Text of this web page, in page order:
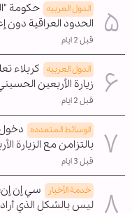
الدول العربیه حكومة
الحدود العراقية دون
قبل 2 ايام
الدول العربیه كربلاء
زيارة الأربعين
قبل 2 ايام
الوسائط المتعدده
بالتزامن مع الزيارة
قبل 3 ايام
خدمة الأخبار
سي إن إن:
ليس بالشكل الذي